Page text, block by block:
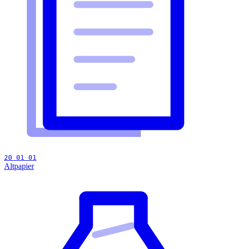
20 01 01
Altpapier